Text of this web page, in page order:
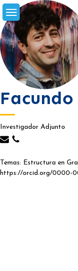
Skip
to
content
Investigador Adjunto
Temas: Estructura en
https://orcid.org/0000-